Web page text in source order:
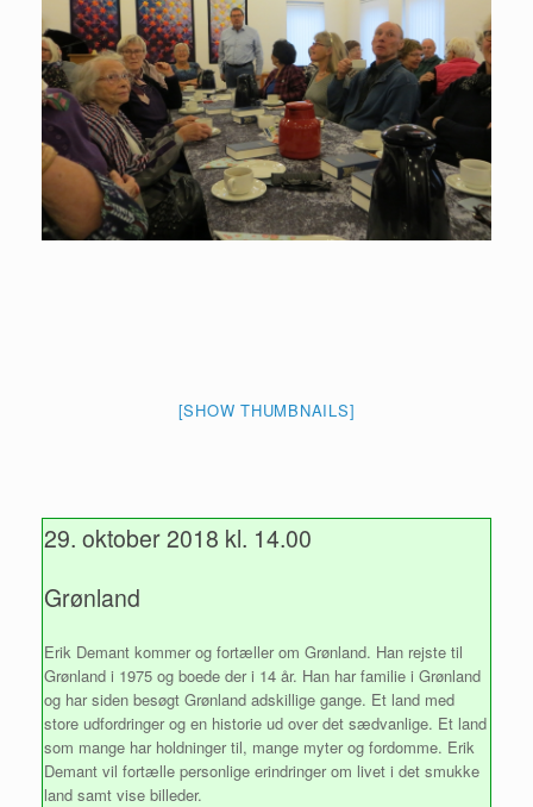
[SHOW THUMBNAILS]
29. oktober 2018 kl. 14.00
Grønland
Erik Demant kommer og fortæller om Grønland. Han rejste til
Grønland i 1975 og boede der i 14 år. Han har familie i Grønland
og har siden besøgt Grønland adskillige gange. Et land med
store udfordringer og en historie ud over det sædvanlige. Et land
som mange har holdninger til, mange myter og fordomme. Erik
Demant vil fortælle personlige erindringer om livet i det smukke
land samt vise billeder.